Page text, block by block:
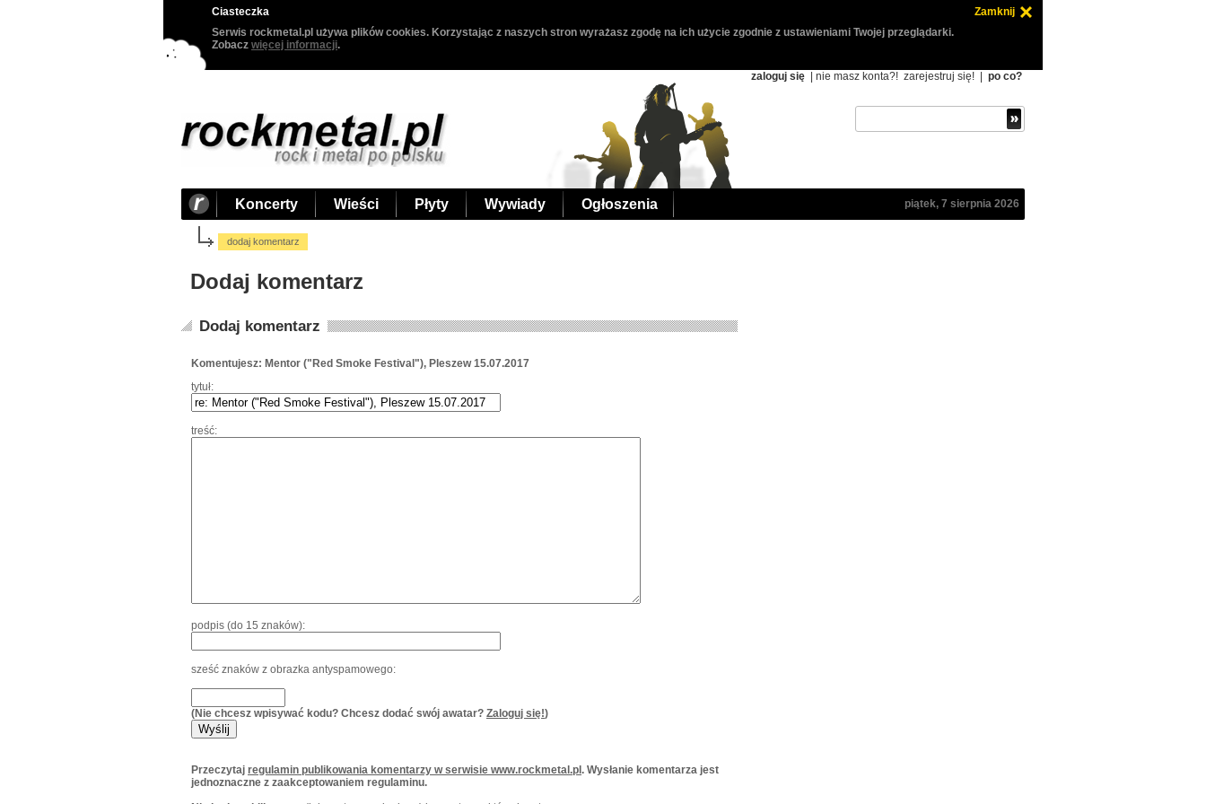
Ciasteczka
Zamknij
Serwis rockmetal.pl używa plików cookies. Korzystając z naszych stron wyrażasz zgodę na ich użycie zgodnie z ustawieniami Twojej przeglądarki.
Zobacz więcej informacji.
zaloguj się | nie masz konta?! zarejestruj się! po co?
Koncerty Wieści Płyty Wywiady Ogłoszenia piątek, 7 sierpnia 2026
dodaj komentarz
Dodaj komentarz
Dodaj komentarz
Komentujesz: Mentor ("Red Smoke Festival"), Pleszew 15.07.2017
tytuł:
treść:
podpis (do 15 znaków):
sześć znaków z obrazka antyspamowego:
(Nie chcesz wpisywać kodu? Chcesz dodać swój awatar? Zaloguj się!)
Przeczytaj regulamin publikowania komentarzy w serwisie www.rockmetal.pl . Wysłanie komentarza jest
jednoznaczne z zaakceptowaniem regulaminu.